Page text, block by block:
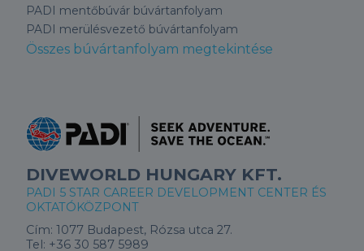
PADI mentőbúvár búvártanfolyam
PADI merülésvezető búvártanfolyam
Összes búvártanfolyam megtekintése
DIVEWORLD HUNGARY KFT.
PADI 5 STAR CAREER DEVELOPMENT CENTER ÉS
OKTATÓKÖZPONT
Cím: 1077 Budapest, Rózsa utca 27.
Tel: +36 30 587 5989